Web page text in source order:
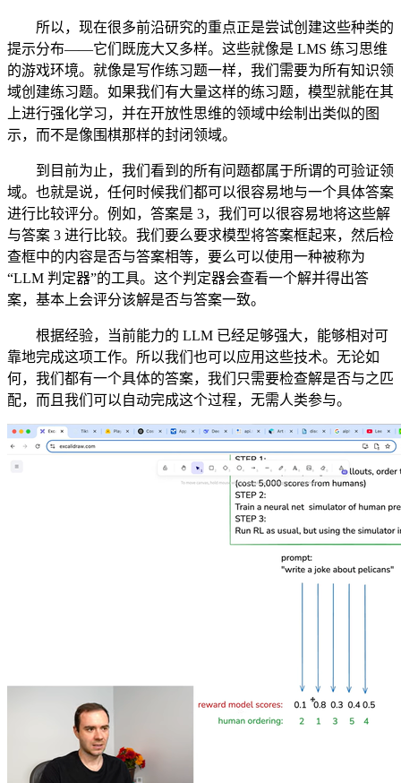
所以，现在很多前沿研究的重点正是尝试创建这些种类的
提示分布——它们既庞大又多样。这些就像是 LMS 练习思维
的游戏环境。就像是写作练习题一样，我们需要为所有知识领
域创建练习题。如果我们有大量这样的练习题，模型就能在其
上进行强化学习，并在开放性思维的领域中绘制出类似的图
示，而不是像围棋那样的封闭领域。
到目前为止，我们看到的所有问题都属于所谓的可验证领
域。也就是说，任何时候我们都可以很容易地与一个具体答案
进行比较评分。例如，答案是 3，我们可以很容易地将这些解
与答案 3 进行比较。我们要么要求模型将答案框起来，然后检
查框中的内容是否与答案相等，要么可以使用一种被称为
“LLM 判定器”的工具。这个判定器会查看一个解并得出答
案，基本上会评分该解是否与答案一致。
根据经验，当前能力的 LLM 已经足够强大，能够相对可
靠地完成这项工作。所以我们也可以应用这些技术。无论如
何，我们都有一个具体的答案，我们只需要检查解是否与之匹
配，而且我们可以自动完成这个过程，无需人类参与。